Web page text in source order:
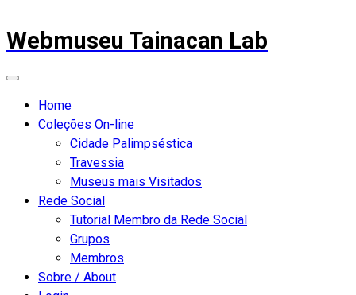
Webmuseu Tainacan Lab
Home
Coleções On-line
Cidade Palimpséstica
Travessia
Museus mais Visitados
Rede Social
Tutorial Membro da Rede Social
Grupos
Membros
Sobre / About